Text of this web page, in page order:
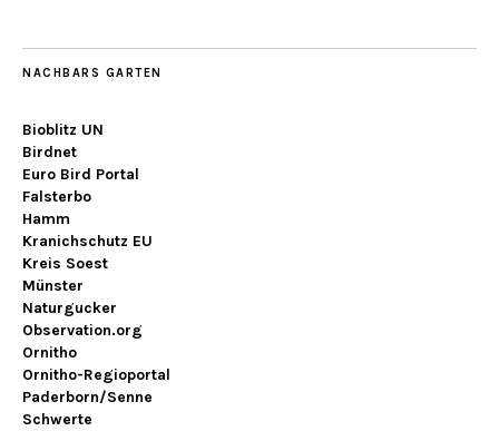
NACHBARS GARTEN
Bioblitz UN
Birdnet
Euro Bird Portal
Falsterbo
Hamm
Kranichschutz EU
Kreis Soest
Münster
Naturgucker
Observation.org
Ornitho
Ornitho-Regioportal
Paderborn/Senne
Schwerte